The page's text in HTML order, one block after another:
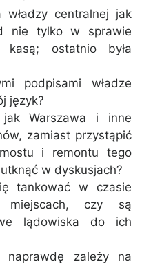
centralnej jak
nie tylko w sprawie
kasą; ostatnio była
podpisami władze
język?
Warszawa i inne
zamiast przystąpić
i remontu tego
w dyskusjach?
tankować w czasie
czy są
lądowiska do ich
zależy na